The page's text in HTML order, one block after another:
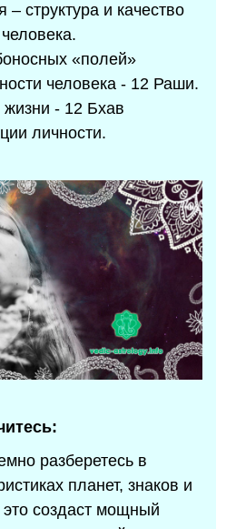
– структура и качество
«полей»
человека - 12 Раши.
- 12 Бхав
личности.
разберетесь в
планет, знаков и
создаст мощный